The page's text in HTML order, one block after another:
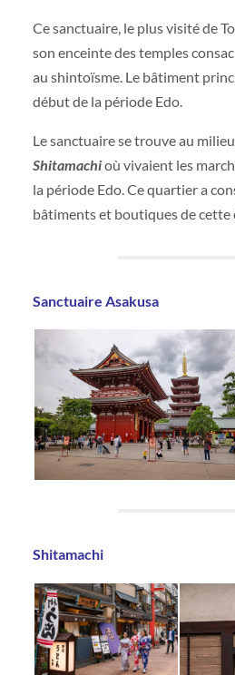
Ce sanctuaire, le plus visité de
son enceinte des temples
au shintoïsme. Le bâtiment
début de la période Edo.
Le sanctuaire se trouve au
Shitamachioù vivaient les
la période Edo. Ce quartier a
bâtiments et boutiques de cette
Sanctuaire Asakusa
Shitamachi